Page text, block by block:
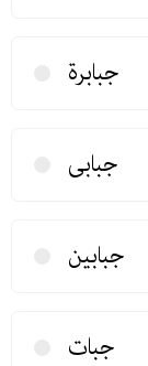
جبابرة
جبابی
جبابین
جبات